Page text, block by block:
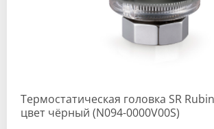
Термостатическая головка SR
цвет чёрный (N094-0000V00S)